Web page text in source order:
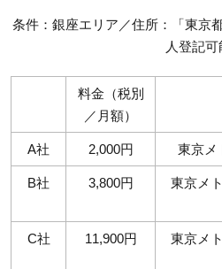
条件：銀座エリア／住所：「東京
人登記可
料金（税別
／月額）
A社 2,000円 東京メ
B社 3,800円
東京メ
C社 11,900円
東京メ